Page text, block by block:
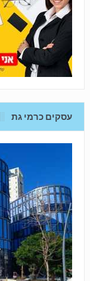
עסקים כרמי גת